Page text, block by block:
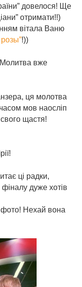
довелося! Ще
отримати!!)
вітала Ваню
!))
Молитва вже
ця молотва
мов наосліп
щастя!
ці радки,
дуже хотів
Нехай вона